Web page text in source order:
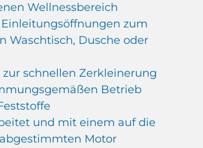
Wellnessbereich
zum
Waschtisch, Dusche oder
schnellen Zerkleinerung
Betrieb
und mit einem auf die
Motor